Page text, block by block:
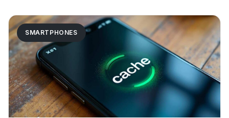
SMARTPHONES